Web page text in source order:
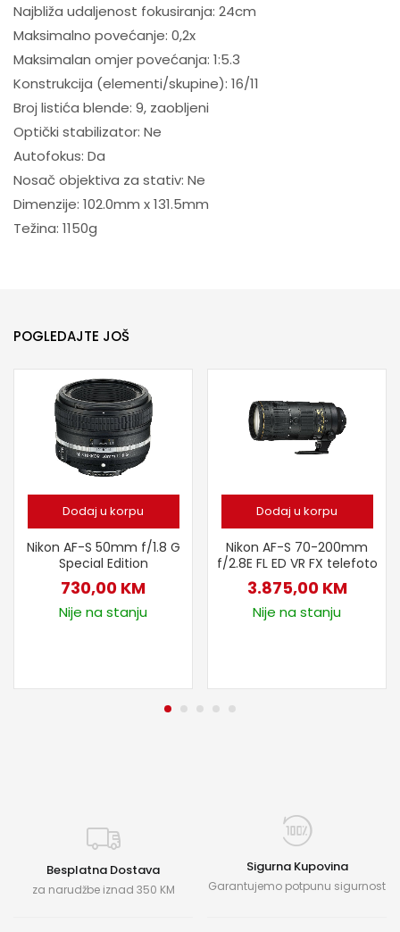
Najbliža udaljenost fokusiranja: 24cm
Maksimalno povećanje: 0,2x
Maksimalan omjer povećanja: 1:5.3
Konstrukcija (elementi/skupine): 16/11
Broj listića blende: 9, zaobljeni
Optički stabilizator: Ne
Autofokus: Da
Nosač objektiva za stativ: Ne
Dimenzije: 102.0mm x 131.5mm
Težina: 1150g
POGLEDAJTE JOŠ
Dodaj u korpu
Nikon AF-S 50mm f/1.8 G
Special Edition
730,00 KM
Nije na stanju
Dodaj u korpu
Nikon AF-S 70-200mm
f/2.8E FL ED VR FX telefoto
3.875,00 KM
Nije na stanju
Besplatna Dostava
za narudžbe iznad 350 KM
Sigurna Kupovina
Garantujemo potpunu sigurnost